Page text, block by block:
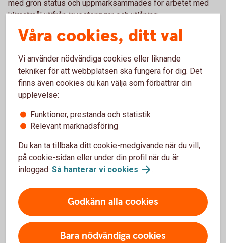
med grön status och uppmärksammades för arbetet med
klimatmål utifrån investeringar och utlåning.
Hållbarhet och hållbar
utveckling – så bidrar vi
Hållbarhet och hållbar utveckling
Vad är hållbarhet? ESG visar vägen
Våra cookies, ditt val
Vi använder nödvändiga cookies eller liknande
tekniker för att webbplatsen ska fungera för dig. Det
finns även cookies du kan välja som förbättrar din
upplevelse:
Funktioner, prestanda och statistik
Relevant marknadsföring
Du kan ta tillbaka ditt cookie-medgivande när du vill,
på cookie-sidan eller under din profil när du är
inloggad. Så hanterar vi cookies .
Godkänn alla cookies
Bara nödvändiga cookies